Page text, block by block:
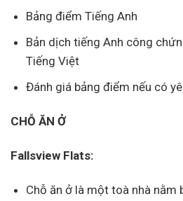
Bảng điểm Tiếng Anh
Bản dịch tiếng Anh công
Tiếng Việt
Đánh giá bảng điểm nếu có
CHỖ ĂN Ở
Fallsview Flats:
Chỗ ăn ở là một toà nhà nằm